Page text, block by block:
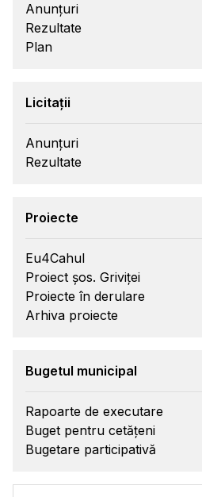
Anunțuri
Rezultate
Plan
Licitații
Anunțuri
Rezultate
Proiecte
Eu4Cahul
Proiect șos. Griviței
Proiecte în derulare
Arhiva proiecte
Bugetul municipal
Rapoarte de executare
Buget pentru cetățeni
Bugetare participativă